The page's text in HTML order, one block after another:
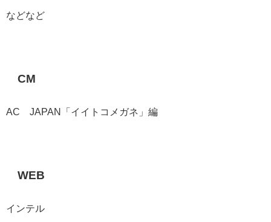
などなど
CM
AC JAPAN「イイトコメガネ」編
WEB
インテル